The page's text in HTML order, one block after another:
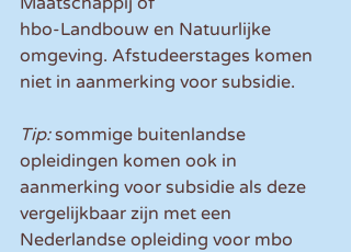
hbo-Landbouw en Natuurlijke
omgeving. Afstudeerstages komen
niet in aanmerking voor subsidie.
Tip: sommige buitenlandse
opleidingen komen ook in
aanmerking voor subsidie als deze
vergelijkbaar zijn met een
Nederlandse opleiding voor mbo